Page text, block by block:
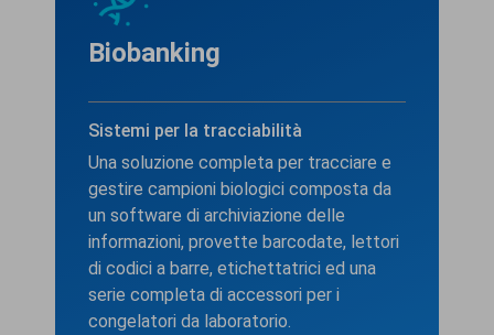
Biobanking
Sistemi per la tracciabilità
Una soluzione completa per tracciare e
gestire campioni biologici composta da
un software di archiviazione delle
informazioni, provette barcodate, lettori
di codici a barre, etichettatrici ed una
serie completa di accessori per i
congelatori da laboratorio.